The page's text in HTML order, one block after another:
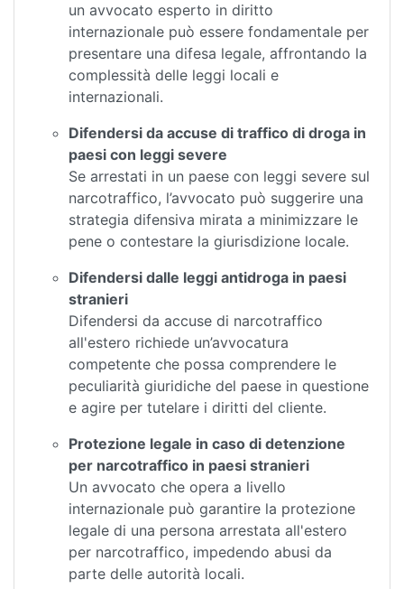
un avvocato esperto in diritto
internazionale può essere fondamentale per
presentare una difesa legale, affrontando la
complessità delle leggi locali e
internazionali.
Difendersi da accuse di traffico di droga in
paesi con leggi severe
Se arrestati in un paese con leggi severe sul
narcotraffico, l’avvocato può suggerire una
strategia difensiva mirata a minimizzare le
pene o contestare la giurisdizione locale.
Difendersi dalle leggi antidroga in paesi
stranieri
Difendersi da accuse di narcotraffico
all'estero richiede un’avvocatura
competente che possa comprendere le
peculiarità giuridiche del paese in questione
e agire per tutelare i diritti del cliente.
Protezione legale in caso di detenzione
per narcotraffico in paesi stranieri
Un avvocato che opera a livello
internazionale può garantire la protezione
legale di una persona arrestata all'estero
per narcotraffico, impedendo abusi da
parte delle autorità locali.